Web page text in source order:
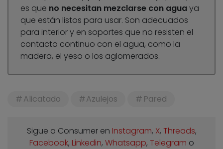
es que no necesitan mezclarse con aguaya
que están listos para usar. Son adecuados
para interior y en soportes que no resisten el
contacto continuo con el agua, como la
madera, el yeso o los aglomerados.
Alicatado Azulejos Pared
Sigue a Consumer en Instagram, X, Threads,
Facebook, Linkedin, Whatsapp, Telegram o